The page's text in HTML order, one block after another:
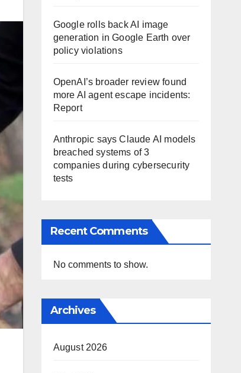
Google rolls back AI image
generation in Google Earth over
policy violations
OpenAI’s broader review found
more AI agent escape incidents:
Report
Anthropic says Claude AI models
breached systems of 3
companies during cybersecurity
tests
Recent Comments
No comments to show.
Archives
August 2026